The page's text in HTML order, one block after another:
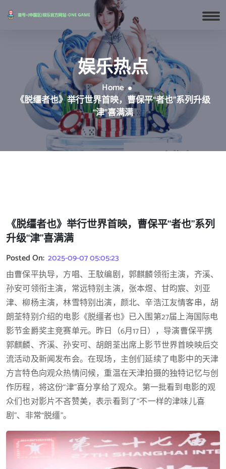
娱乐热点
Home
《脱缰者也》举行世界首映，曹保平“者也”系列升级
“津”喜满满
《脱缰者也》举行世界首映，曹保平“者也”系列
升级“津”喜满满
Posted On: 2025-09-07 05:05:23
由曹保平执导，方唱、王馼编剧，郭麒麟领衔主演，齐溪、
孙安可领衔主演，常远特别主演，张本煜、甘昀宸、刘亚
津、柳杨主演，林雪特别出演，颜北、辛浩江友情客串，胡
朗荃特别介绍的电影《脱缰者也》已入围第27届上海国际电
影节金爵奖主竞赛单元。昨日（6月17日），导演曹保平携
郭麒麟、齐溪、孙安可、胡朗荃出席上影节世界首映映后交
流活动及新闻发布会。在现场，主创们延续了电影中的天津
方言特色向观众热情问候，重温在天津拍摄的独特记忆与创
作历程，将这份“津”喜分享给了观众。第一批看到电影的观
众们也对影片不吝赞美，表示看到了“不一样的津味儿喜
剧”、非常“脱缰”。